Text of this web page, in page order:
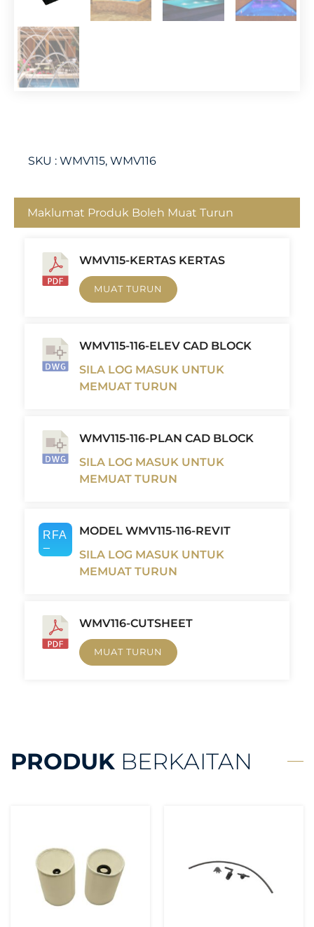
SKU : WMV115, WMV116
Maklumat Produk Boleh Muat Turun
WMV115-KERTAS KERTAS
MUAT TURUN
WMV115-116-ELEV CAD BLOCK
SILA LOG MASUK UNTUK
MEMUAT TURUN
WMV115-116-PLAN CAD BLOCK
SILA LOG MASUK UNTUK
MEMUAT TURUN
MODEL WMV115-116-REVIT
SILA LOG MASUK UNTUK
MEMUAT TURUN
WMV116-CUTSHEET
MUAT TURUN
PRODUK BERKAITAN